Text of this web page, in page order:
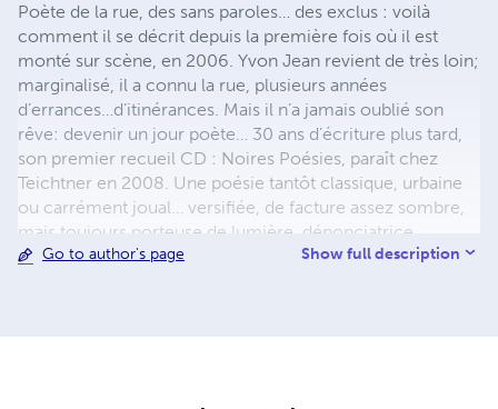
Poète de la rue, des sans paroles… des exclus : voilà
comment il se décrit depuis la première fois où il est
monté sur scène, en 2006. Yvon Jean revient de très loin;
marginalisé, il a connu la rue, plusieurs années
d’errances…d’itinérances. Mais il n’a jamais oublié son
rêve: devenir un jour poète… 30 ans d’écriture plus tard,
son premier recueil CD : Noires Poésies, paraît chez
Teichtner en 2008. Une poésie tantôt classique, urbaine
ou carrément joual… versifiée, de facture assez sombre,
mais toujours porteuse de lumière, dénonciatrice,
donnant la parole aux exclus de ce monde. Il publie aussi
à 1000, 100 pages chacun, à suivre… Pour le public c’est
Go to author's page Show full description